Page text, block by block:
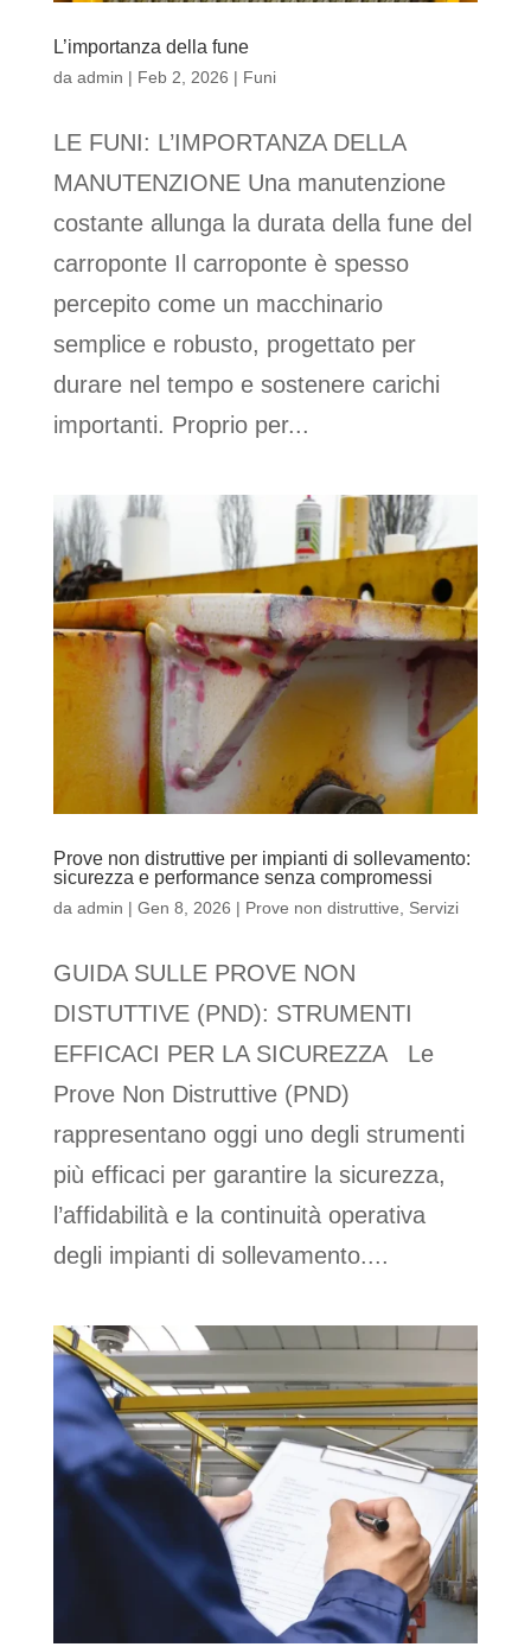
L’importanza della fune
da admin | Feb 2, 2026 | Funi
LE FUNI: L’IMPORTANZA DELLA
MANUTENZIONE Una manutenzione
costante allunga la durata della fune del
carroponte Il carroponte è spesso
percepito come un macchinario
semplice e robusto, progettato per
durare nel tempo e sostenere carichi
importanti. Proprio per...
Prove non distruttive per impianti di sollevamento:
sicurezza e performance senza compromessi
da admin | Gen 8, 2026 | Prove non distruttive Servizi
GUIDA SULLE PROVE NON
DISTUTTIVE (PND): STRUMENTI
EFFICACI PER LA SICUREZZA Le
Prove Non Distruttive (PND)
rappresentano oggi uno degli strumenti
più efficaci per garantire la sicurezza,
l’affidabilità e la continuità operativa
degli impianti di sollevamento....